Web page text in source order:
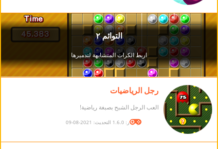
رجل الرياضيات
العب الرجل الشبح بصبغة رياضية!
الإصدار: 1.6.0 التحديث: 2021-08-09